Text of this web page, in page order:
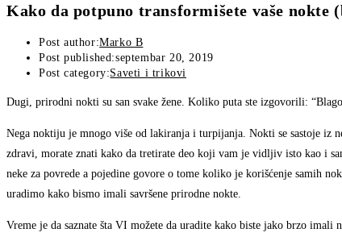
Kako da potpuno transformišete vaše nokte
Post author:Marko B
Post published:septembar 20, 2019
Post category:Saveti i trikovi
Dugi, prirodni nokti su san svake žene. Koliko puta ste izgovorili:
Nega noktiju je mnogo više od lakiranja i turpijanja. Nokti se sastoje
zdravi, morate znati kako da tretirate deo koji vam je vidljiv isto kao i
neke za povrede a pojedine govore o tome koliko je korišćenje samih
uradimo kako bismo imali savršene prirodne nokte.
Vreme je da saznate šta VI možete da uradite kako biste jako brzo imali